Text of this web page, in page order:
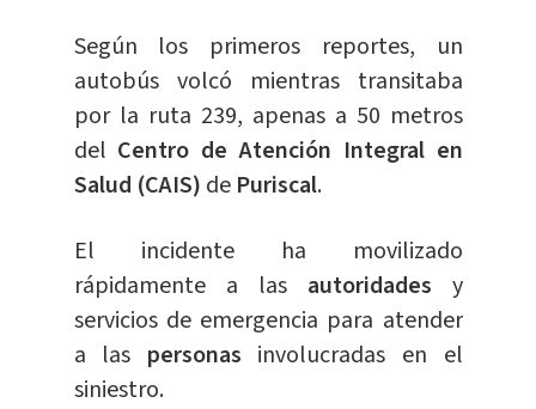
Según los primeros reportes, un
autobús volcó mientras transitaba
por la ruta 239, apenas a 50 metros
del Centro de Atención Integral en
Salud (CAIS) de Puriscal.
El incidente ha movilizado
rápidamente a las autoridades y
servicios de emergencia para atender
a las personas involucradas en el
siniestro.